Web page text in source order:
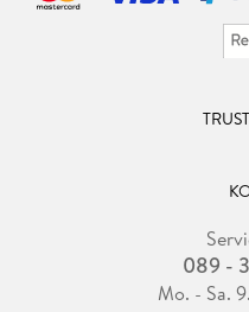
089 -
Mo. - Sa.